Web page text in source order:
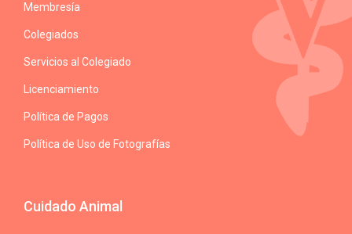
Membresía
Colegiados
Servicios al Colegiado
Licenciamiento
Política de Pagos
Política de Uso de Fotografías
Cuidado Animal